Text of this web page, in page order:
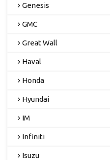
Genesis
GMC
Great Wall
Haval
Honda
Hyundai
IM
Infiniti
Isuzu